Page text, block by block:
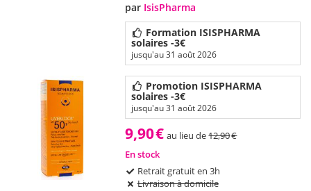
par IsisPharma
Formation ISISPHARMA
solaires -3€
jusqu'au 31 août 2026
Promotion ISISPHARMA
solaires -3€
jusqu'au 31 août 2026
9,90€ au lieu de12,90€
En stock
Retrait gratuit en 3h
Livraison à domicile